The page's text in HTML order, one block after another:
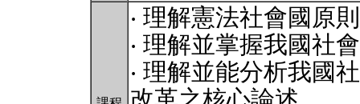
‧ 理解憲法社會國原
‧ 理解並掌握我國社
‧ 理解並能分析我國